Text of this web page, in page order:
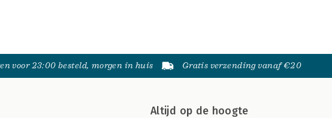
voor 23:00 besteld, morgen in huis Gratis verzending vanaf €20
Altijd op de hoogte